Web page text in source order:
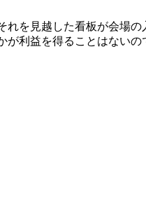
を見越した看板が会場
利益を得ることはない